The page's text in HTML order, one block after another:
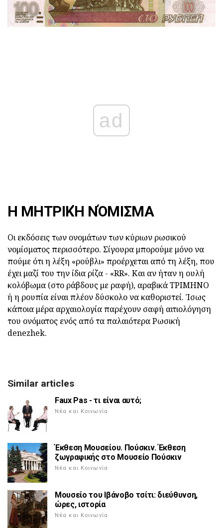
ad
Η ΜΗΤΡΙΚΉ ΝΌΜΙΣΜΑ
Οι εκδόσεις των ονομάτων των κύριων ρωσικού
νομίσματος περισσότερο. Σίγουρα μπορούμε μόνο να
πούμε ότι η λέξη «ρούβλι» προέρχεται από τη λέξη, που
έχει μαζί του την ίδια ρίζα - «RR». Και αν ήταν η ουλή
κολόβωμα (στο ράβδους με ραφή), αραβικά ΤΡΙΜΗΝΟ
ή η ρουπία είναι πλέον δύσκολο να καθοριστεί. Ίσως
κάποια μέρα αρχαιολογία παρέχουν σαφή αιτιολόγηση
του ονόματος ενός από τα παλαιότερα Ρωσική
denezhek.
Similar articles
Faux Pas - τι είναι αυτό;
Νέα και Κοινωνία
Έκθεση Μουσείου. Πούσκιν. Έκθεση
ζωγραφικής στο Μουσείο Πούσκιν
Νέα και Κοινωνία
Μουσείο του Ιβάνοβο τσίτι: διεύθυνση,
ώρες, ιστορία
Νέα και Κοινωνία